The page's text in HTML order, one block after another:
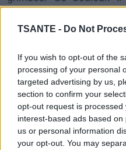
TSANTE - Do Not
If you wish to opt-out of the
processing of your personal
targeted advertising by us,
section to confirm your
opt-out request is
interest-based ads based
us or personal information
your opt-out. You may
contraire, le bébé d’en